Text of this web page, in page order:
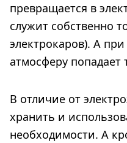
превращается в
служит собственно
электрокаров). А
атмосферу попадает
В отличие от
хранить и
необходимости. А